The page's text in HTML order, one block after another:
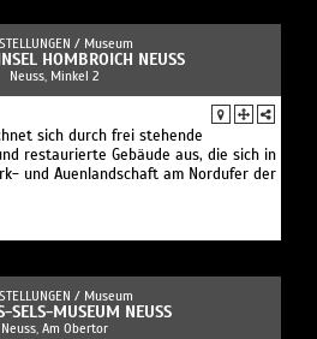
/ Museum
HOMBROICH NEUSS
Neuss, Minkel 2
sich durch frei stehende
restaurierte Gebäude aus, die sich in
und Auenlandschaft am Nordufer der
/ Museum
SELS-MUSEUM NEUSS
Neuss, Am Obertor